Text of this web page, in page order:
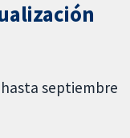
septiembre